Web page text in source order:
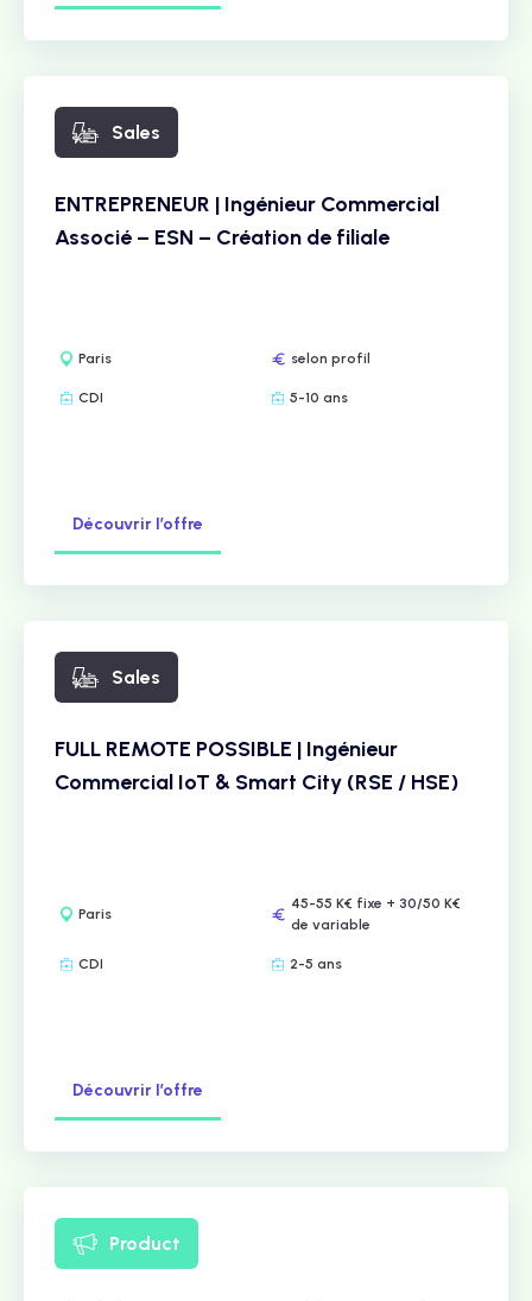
Sales
ENTREPRENEUR | Ingénieur Commercial
Associé – ESN – Création de filiale
Paris selon profil
CDI 5-10 ans
Découvrir l’offre
Sales
FULL REMOTE POSSIBLE | Ingénieur
Commercial IoT & Smart City (RSE / HSE)
Paris
45-55 K€ fixe + 30/50 K€
de variable
CDI 2-5 ans
Découvrir l’offre
Product